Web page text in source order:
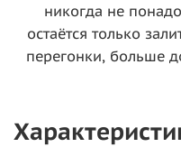
никогда не
остаётся только
перегонки, больше